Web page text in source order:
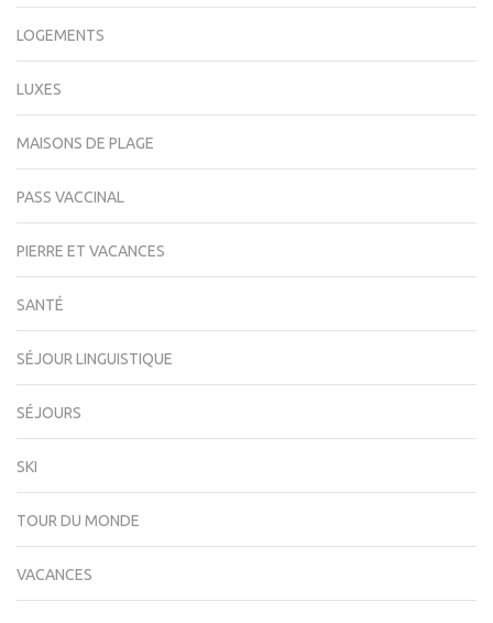
LOGEMENTS
LUXES
MAISONS DE PLAGE
PASS VACCINAL
PIERRE ET VACANCES
SANTÉ
SÉJOUR LINGUISTIQUE
SÉJOURS
SKI
TOUR DU MONDE
VACANCES